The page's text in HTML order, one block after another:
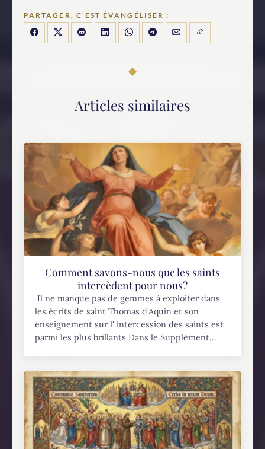
PARTAGER, C'EST ÉVANGÉLISER :
Articles similaires
Comment savons-nous que les saints
intercèdent pour nous?
Il ne manque pas de gemmes à exploiter dans
les écrits de saint Thomas d'Aquin et son
enseignement sur l' intercession des saints est
parmi les plus brillants.Dans le Supplément...